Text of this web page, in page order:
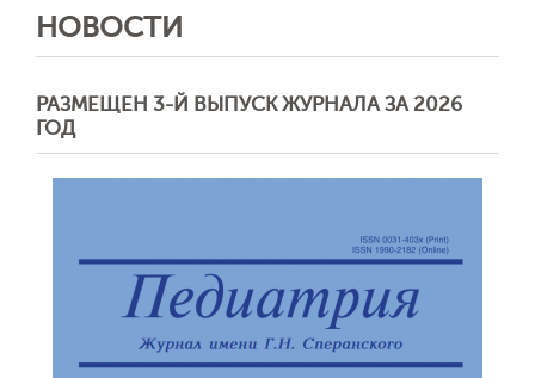
НОВОСТИ
РАЗМЕЩЕН 3-Й ВЫПУСК ЖУРНАЛА ЗА 2026
ГОД